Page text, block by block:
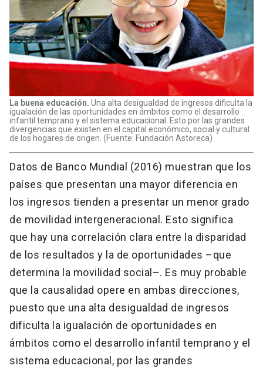
La buena educación. Una alta desigualdad de ingresos dificulta la
igualación de las oportunidades en ámbitos como el desarrollo
infantil temprano y el sistema educacional. Esto por las grandes
divergencias que existen en el capital económico, social y cultural
de los hogares de origen. (Fuente: Fundación Astoreca)
Datos de Banco Mundial (2016) muestran que los
países que presentan una mayor diferencia en
los ingresos tienden a presentar un menor grado
de movilidad intergeneracional. Esto significa
que hay una correlación clara entre la disparidad
de los resultados y la de oportunidades –que
determina la movilidad social–. Es muy probable
que la causalidad opere en ambas direcciones,
puesto que una alta desigualdad de ingresos
dificulta la igualación de oportunidades en
ámbitos como el desarrollo infantil temprano y el
sistema educacional, por las grandes